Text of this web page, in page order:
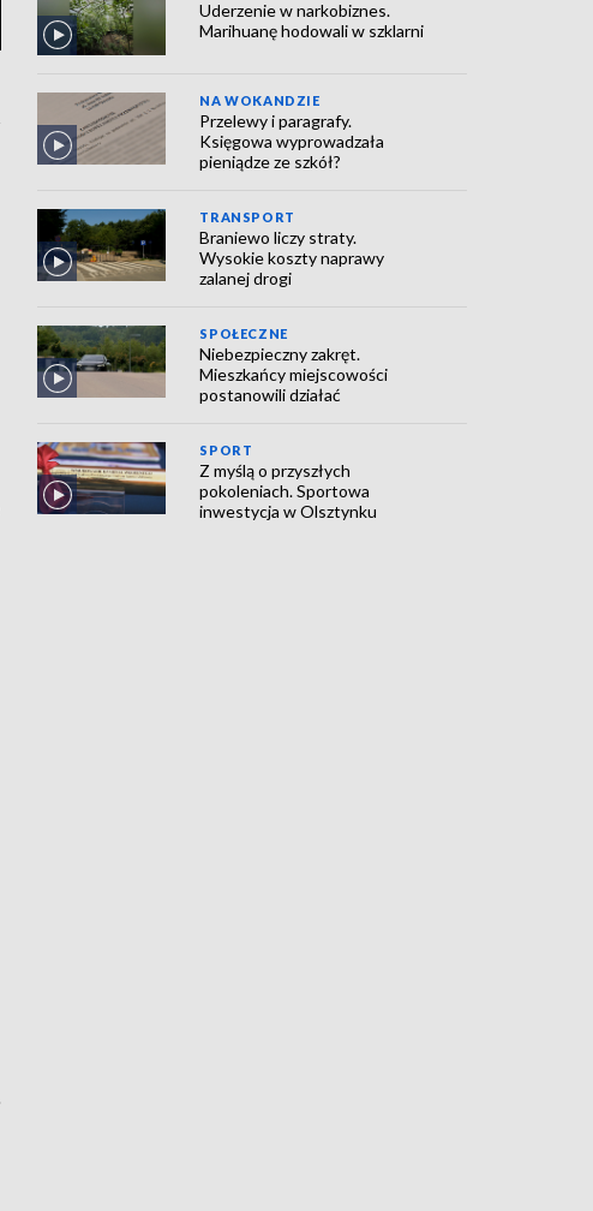
Uderzenie w narkobiznes.
Marihuanę hodowali w szklarni
NA WOKANDZIE
Przelewy i paragrafy.
Księgowa wyprowadzała
pieniądze ze szkół?
TRANSPORT
Braniewo liczy straty.
Wysokie koszty naprawy
zalanej drogi
SPOŁECZNE
Niebezpieczny zakręt.
Mieszkańcy miejscowości
postanowili działać
SPORT
Z myślą o przyszłych
pokoleniach. Sportowa
inwestycja w Olsztynku